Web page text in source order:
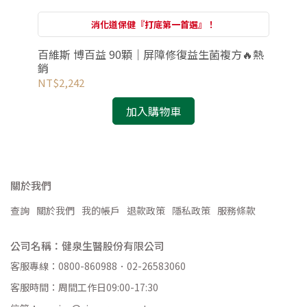
消化道保健『打底第一首選』！
百維斯 博百益 90顆｜屏障修復益生菌複方🔥熱
銷
NT$2,242
加入購物車
關於我們
查詢 關於我們 我的帳戶 退款政策 隱私政策 服務條款
公司名稱：健泉生醫股份有限公司
客服專線：0800-860988．02-26583060
客服時間：周間工作日09:00-17:30